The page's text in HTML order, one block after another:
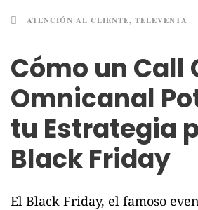
ATENCIÓN AL CLIENTE, TELEVENTA
Cómo un Call
Omnicanal
tu Estrategia
Black Friday
El Black Friday, el famoso